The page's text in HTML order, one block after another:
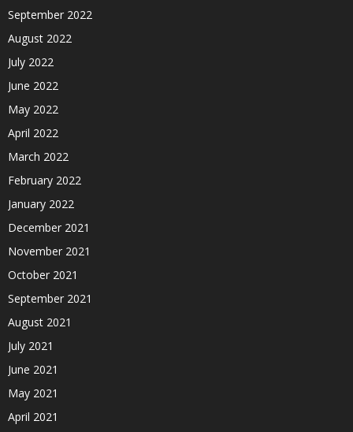
September 2022
August 2022
July 2022
June 2022
May 2022
April 2022
March 2022
February 2022
January 2022
December 2021
November 2021
October 2021
September 2021
August 2021
July 2021
June 2021
May 2021
April 2021